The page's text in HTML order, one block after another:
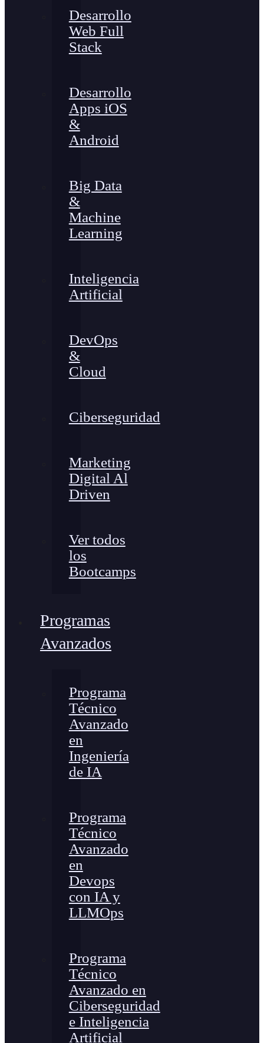
Desarrollo
Web Full
Stack
Desarrollo
Apps iOS
&
Android
Big Data
&
Machine
Learning
Inteligencia
Artificial
DevOps
&
Cloud
Ciberseguridad
Marketing
Digital Al
Driven
Ver todos
los
Bootcamps
Programas
Avanzados
Programa
Técnico
Avanzado
en
Ingeniería
de IA
Programa
Técnico
Avanzado
en
Devops
con IA y
LLMOps
Programa
Técnico
Avanzado en
Ciberseguridad
e Inteligencia
Artificial